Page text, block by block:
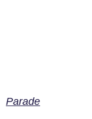
Parade